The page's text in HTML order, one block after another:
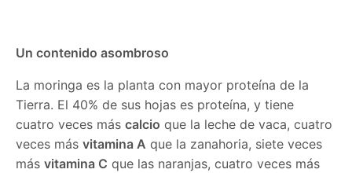
Un contenido asombroso
La moringa es la planta con mayor proteína de la
Tierra. El 40% de sus hojas es proteína, y tiene
cuatro veces máscalcio que la leche de vaca, cuatro
veces másvitamina A que la zanahoria, siete veces
másvitamina C que las naranjas, cuatro veces más